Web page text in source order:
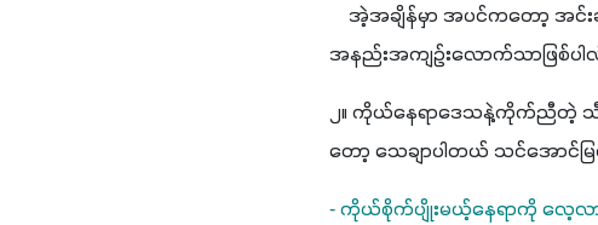
အဲ့အချိန်မှာ အပင်ကတော့ အင်းဆ
အနည်းအကျဉ်းလောက်သာဖြစ်ပါ
၂။ ကိုယ်နေရာဒေသနဲ့ကိုက်ညီတဲ့ သီး
တော့ သေချာပါတယ် သင်အောင်မ
- ကိုယ်စိုက်ပျိုးမယ့်နေရာကို လေ့လာ